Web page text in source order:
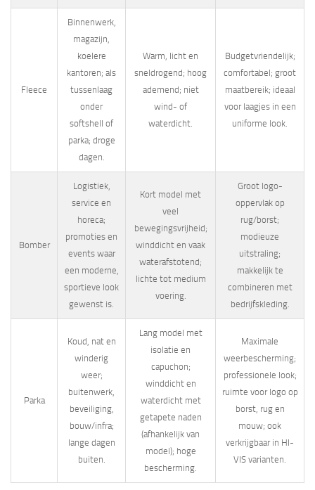
Fleece
Binnenwerk,
magazijn,
koelere
kantoren; als
tussenlaag
onder
softshell of
parka; droge
dagen.
Warm, licht en
sneldrogend; hoog
ademend; niet
wind- of
waterdicht.
Budgetvriendelijk;
comfortabel; groot
maatbereik; ideaal
voor laagjes in een
uniforme look.
Bomber
Logistiek,
service en
horeca;
promoties en
events waar
een moderne,
sportieve look
gewenst is.
Kort model met
veel
bewegingsvrijheid;
winddicht en vaak
waterafstotend;
lichte tot medium
voering.
Groot logo-
oppervlak op
rug/borst;
modieuze
uitstraling;
makkelijk te
combineren met
bedrijfskleding.
Parka
Koud, nat en
winderig
weer;
buitenwerk,
beveiliging,
bouw/infra;
lange dagen
buiten.
Lang model met
isolatie en
capuchon;
winddicht en
waterdicht met
getapete naden
(afhankelijk van
model); hoge
bescherming.
Maximale
weerbescherming;
professionele look;
ruimte voor logo op
borst, rug en
mouw; ook
verkrijgbaar in HI-
VIS varianten.